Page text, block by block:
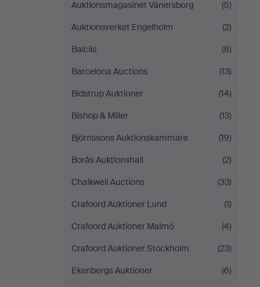
Auktionsmagasinet Vänersborg
(5)
Auktionsverket Engelholm
(2)
Balclis
(8)
Barcelona Auctions
(13)
Bidstrup Auktioner
(14)
Bishop & Miller
(13)
Björnssons Auktionskammare
(19)
Borås Auktionshall
(2)
Chalkwell Auctions
(33)
Crafoord Auktioner Lund
(1)
Crafoord Auktioner Malmö
(4)
Crafoord Auktioner Stockholm
(23)
Ekenbergs Auktioner
(6)